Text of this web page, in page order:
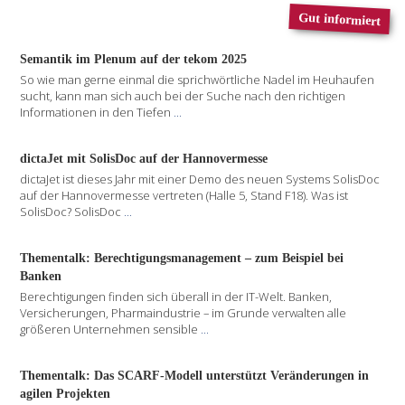
Gut informiert
Semantik im Plenum auf der tekom 2025
So wie man gerne einmal die sprichwörtliche Nadel im Heuhaufen
sucht, kann man sich auch bei der Suche nach den richtigen
Informationen in den Tiefen ...
dictaJet mit SolisDoc auf der Hannovermesse
dictaJet ist dieses Jahr mit einer Demo des neuen Systems SolisDoc
auf der Hannovermesse vertreten (Halle 5, Stand F18). Was ist
SolisDoc? SolisDoc ...
Thementalk: Berechtigungsmanagement – zum Beispiel bei
Banken
Berechtigungen finden sich überall in der IT-Welt. Banken,
Versicherungen, Pharmaindustrie – im Grunde verwalten alle
größeren Unternehmen sensible ...
Thementalk: Das SCARF-Modell unterstützt Veränderungen in
agilen Projekten